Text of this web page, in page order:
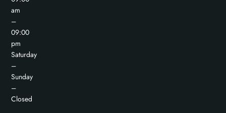
am
–
09:00
pm
Saturday
–
Sunday
–
Closed